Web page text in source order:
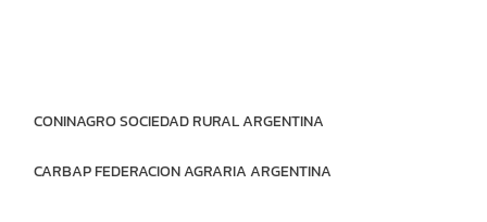
CONINAGRO SOCIEDAD RURAL ARGENTINA
CARBAP FEDERACION AGRARIA ARGENTINA